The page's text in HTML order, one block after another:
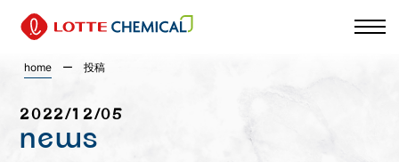
home ー投稿
2022/12/05
news